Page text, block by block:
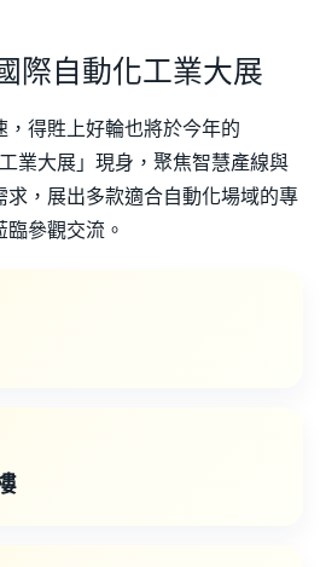
際自動化工業大展
，得貹上好輪也將於今年的
業大展」現身，聚焦智慧產線與
，展出多款適合自動化場域的專
參觀交流。